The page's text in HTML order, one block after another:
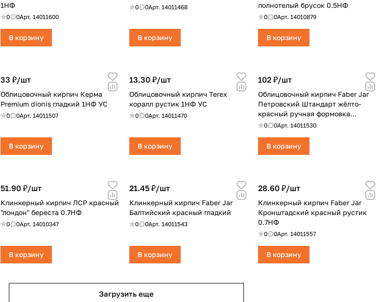
1НФ
0 0Арт. 14011600
В корзину
0 0Арт. 14011468
В корзину
полнотелый брусок 0.5НФ
0 0Арт. 14010879
В корзину
33 ₽/шт
Облицовочный кирпич Керма
Premium dionis гладкий 1НФ УС
0 0Арт. 14011507
В корзину
13.30 ₽/шт
Облицовочный кирпич Terex
коралл рустик 1НФ УС
0 0Арт. 14011470
В корзину
102 ₽/шт
Облицовочный кирпич Faber Jar
Петровский Штандарт жёлто-
красный ручная формовка
полнотелый
0 0Арт. 14011530
В корзину
51.90 ₽/шт
Клинкерный кирпич ЛСР красный
"лондон" береста 0.7НФ
0 0Арт. 14010347
В корзину
21.45 ₽/шт
Клинкерный кирпич Faber Jar
Балтийский красный гладкий
0 0Арт. 14011543
В корзину
28.60 ₽/шт
Клинкерный кирпич Faber Jar
Кронштадский красный рустик
0.7НФ
0 0Арт. 14011557
В корзину
Загрузить еще